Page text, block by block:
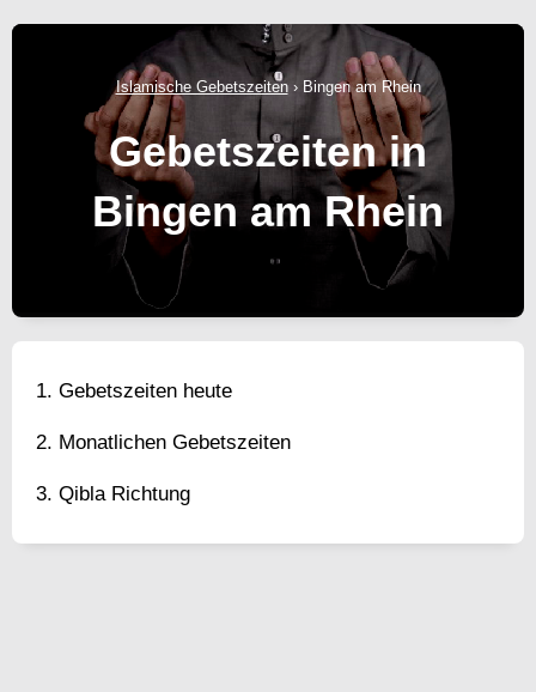
Islamische Gebetszeiten› Bingen am Rhein
Gebetszeiten in
Bingen am Rhein
Gebetszeiten heute
Monatlichen Gebetszeiten
Qibla Richtung